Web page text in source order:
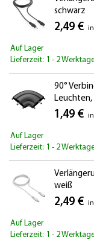
schwarz
2,49 €
Auf Lager
Lieferzeit: 1 - 2
90°
Leuchten,
1,49 €
Auf Lager
Lieferzeit: 1 - 2
weiß
2,49 €
Auf Lager
Lieferzeit: 1 - 2